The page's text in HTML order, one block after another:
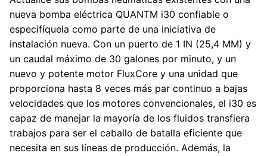
nueva bomba eléctrica QUANTM i30 confiable o
especifíquela como parte de una iniciativa de
instalación nueva. Con un puerto de 1 IN (25,4 MM) y
un caudal máximo de 30 galones por minuto, y un
nuevo y potente motor FluxCore y una unidad que
proporciona hasta 8 veces más par continuo a bajas
velocidades que los motores convencionales, el i30 es
capaz de manejar la mayoría de los fluidos transfiera
trabajos para ser el caballo de batalla eficiente que
necesita en sus líneas de producción. Además, la